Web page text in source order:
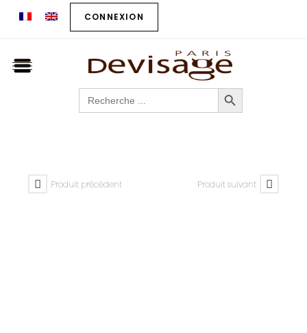
CONNEXION
Search
for:
SEARCH BUTTON
Produit précédent Produit suivant